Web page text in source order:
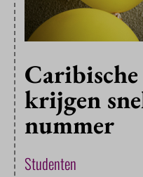
krijgen
nummer
Studenten